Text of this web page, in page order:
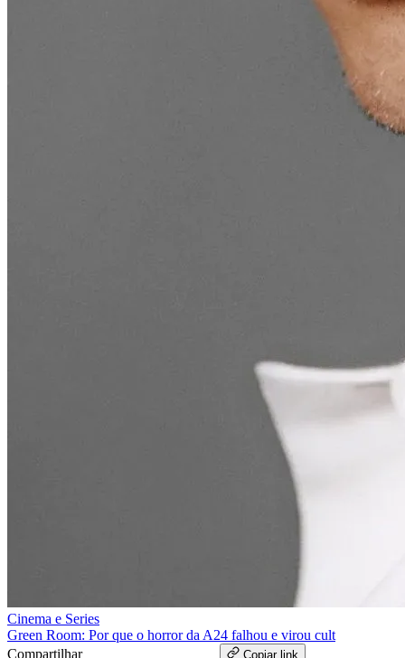
Cinema e Series
Green Room: Por que o horror da A24 falhou e virou cult
Compartilhar
Copiar link